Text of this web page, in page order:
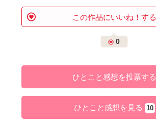
この作品にいいね！する
0
ひとこと感想を投票する
ひとこと感想を見る 10